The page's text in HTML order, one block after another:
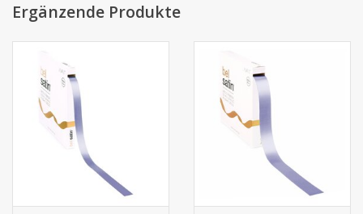
von der tatsächlichen Farbe abweichen.
Ergänzende Produkte